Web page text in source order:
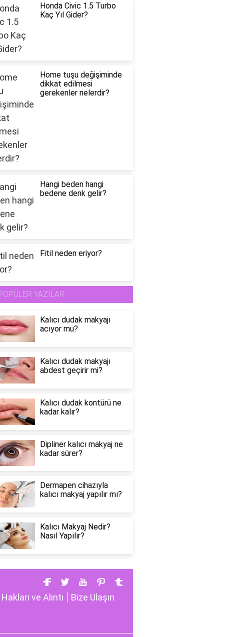
Honda Civic 1.5 Turbo
Kaç Yıl Gider?
Home tuşu değişiminde
dikkat edilmesi
gerekenler nelerdir?
Hangi beden hangi
bedene denk gelir?
Fitil neden eriyor?
YAZILAR
Kalıcı dudak makyajı
acıyor mu?
Kalıcı dudak makyajı
abdest geçirir mi?
Kalıcı dudak kontürü ne
kadar kalır?
Dipliner kalıcı makyaj ne
kadar sürer?
Dermapen cihazıyla
kalıcı makyaj yapılır mı?
Kalıcı Makyaj Nedir?
Nasıl Yapılır?
ve Alıntı Bize Ulaşın